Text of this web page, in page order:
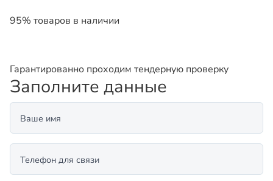
95% товаров в наличии
Гарантированно проходим тендерную проверку
Заполните данные
Ваше имя
Телефон для связи